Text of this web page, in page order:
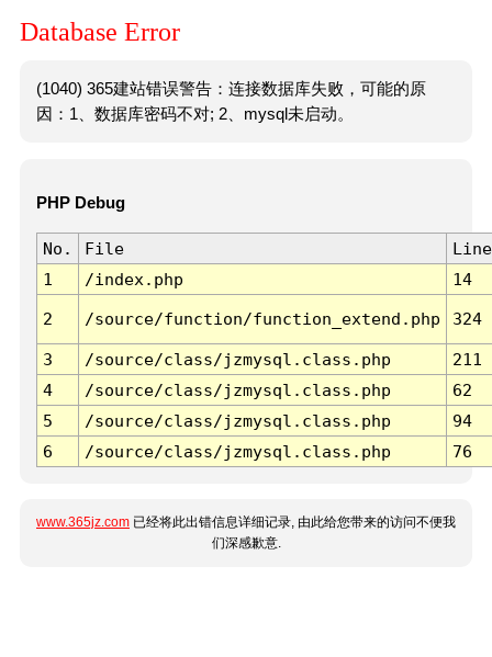
Database Error
(1040) 365建站错误警告：连接数据库失败，可能的原
因：1、数据库密码不对; 2、mysql未启动。
PHP Debug
No. File
Line
1
/index.php 14
2 /source/function/function_extend.php 324
3 /source/class/jzmysql.class.php
211
4
/source/class/jzmysql.class.php
62
5
/source/class/jzmysql.class.php
94
6
/source/class/jzmysql.class.php 76
www.365jz.com 已经将此出错信息详细记录, 由此给您带来的访问不便我
们深感歉意.